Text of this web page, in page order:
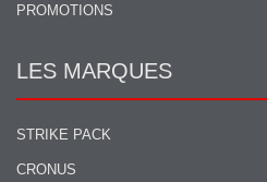
PROMOTIONS
LES MARQUES
STRIKE PACK
CRONUS